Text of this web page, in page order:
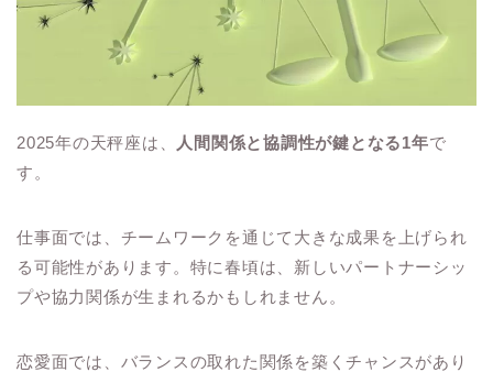
2025年の天秤座は、 人間関係と協調性が鍵となる1年で
す。
仕事面では、チームワークを通じて大きな成果を上げられ
る可能性があります。特に春頃は、新しいパートナーシッ
プや協力関係が生まれるかもしれません。
恋愛面では、バランスの取れた関係を築くチャンスがあり